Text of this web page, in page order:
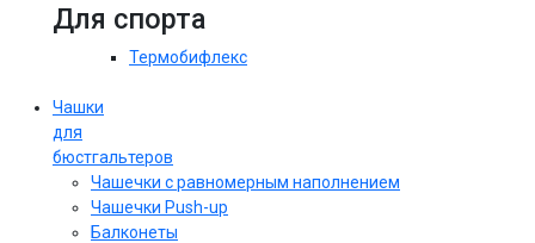
Для спорта
Термобифлекс
Чашки
для
бюстгальтеров
Чашечки с равномерным наполнением
Чашечки Push-up
Балконеты